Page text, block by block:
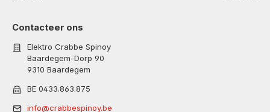
Contacteer ons
Elektro Crabbe Spinoy
Baardegem-Dorp 90
9310 Baardegem
BE 0433.863.875
info@crabbespinoy.be